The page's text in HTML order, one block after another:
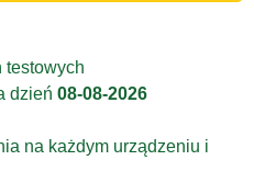
testowych
dzień 08-08-2026
na każdym urządzeniu i